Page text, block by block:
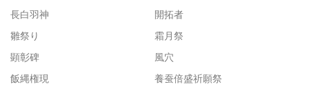
長白羽神
開拓者
雛祭り
霜月祭
顕彰碑
風穴
飯縄権現
養蚕倍盛祈願祭